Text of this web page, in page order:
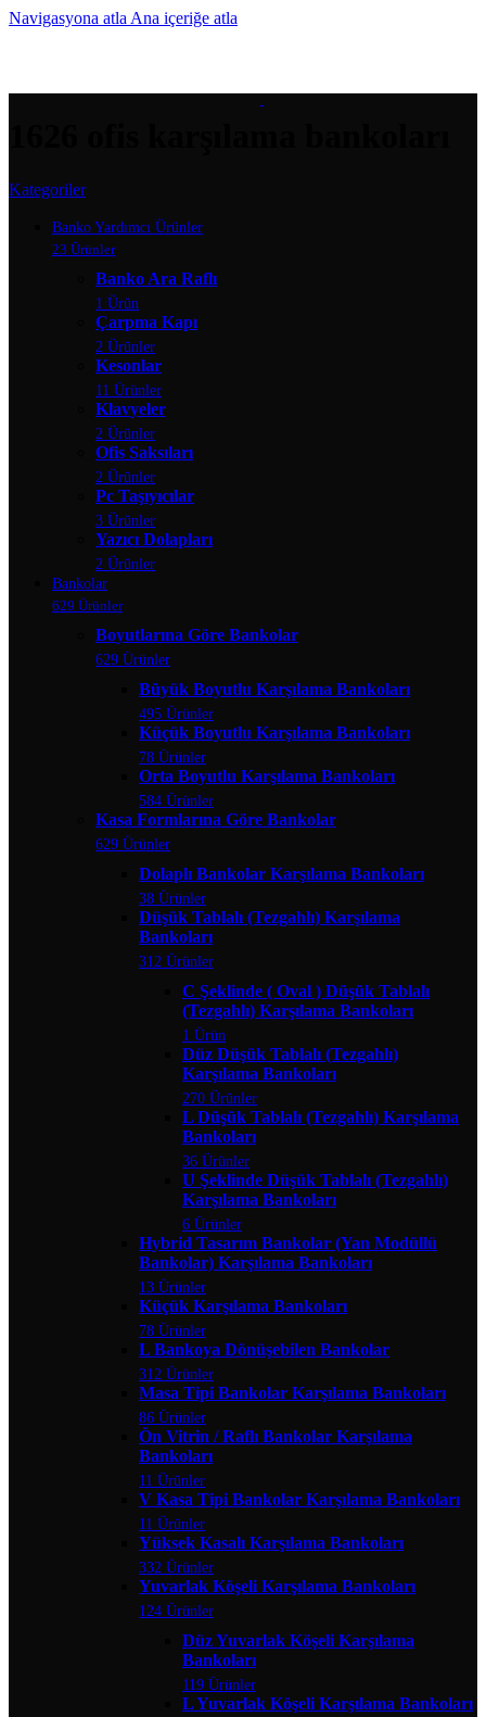
Navigasyona atla Ana içeriğe atla
Kategoriler
Banko Yardımcı Ürünler
23 Ürünler
Banko Ara Raflı
1 Ürün
Çarpma Kapı
2 Ürünler
Kesonlar
11 Ürünler
Klavyeler
2 Ürünler
Ofis Saksıları
2 Ürünler
Pc Taşıyıcılar
3 Ürünler
Yazıcı Dolapları
2 Ürünler
Bankolar
629 Ürünler
Boyutlarına Göre Bankolar
629 Ürünler
Büyük Boyutlu Karşılama Bankoları
495 Ürünler
Küçük Boyutlu Karşılama Bankoları
78 Ürünler
Orta Boyutlu Karşılama Bankoları
584 Ürünler
Kasa Formlarına Göre Bankolar
629 Ürünler
Dolaplı Bankolar Karşılama Bankoları
38 Ürünler
Düşük Tablalı (Tezgahlı) Karşılama
Bankoları
312 Ürünler
C Şeklinde ( Oval ) Düşük Tablalı
(Tezgahlı) Karşılama Bankoları
1 Ürün
Düz Düşük Tablalı (Tezgahlı)
Karşılama Bankoları
270 Ürünler
L Düşük Tablalı (Tezgahlı) Karşılama
Bankoları
36 Ürünler
U Şeklinde Düşük Tablalı (Tezgahlı)
Karşılama Bankoları
6 Ürünler
Hybrid Tasarım Bankolar (Yan Modüllü
Bankolar) Karşılama Bankoları
13 Ürünler
Küçük Karşılama Bankoları
78 Ürünler
L Bankoya Dönüşebilen Bankolar
312 Ürünler
Masa Tipi Bankolar Karşılama Bankoları
86 Ürünler
Ön Vitrin / Raflı Bankolar Karşılama
Bankoları
11 Ürünler
V Kasa Tipi Bankolar Karşılama Bankoları
11 Ürünler
Yüksek Kasalı Karşılama Bankoları
332 Ürünler
Yuvarlak Köşeli Karşılama Bankoları
124 Ürünler
Düz Yuvarlak Köşeli Karşılama
Bankoları
119 Ürünler
L Yuvarlak Köşeli Karşılama Bankoları